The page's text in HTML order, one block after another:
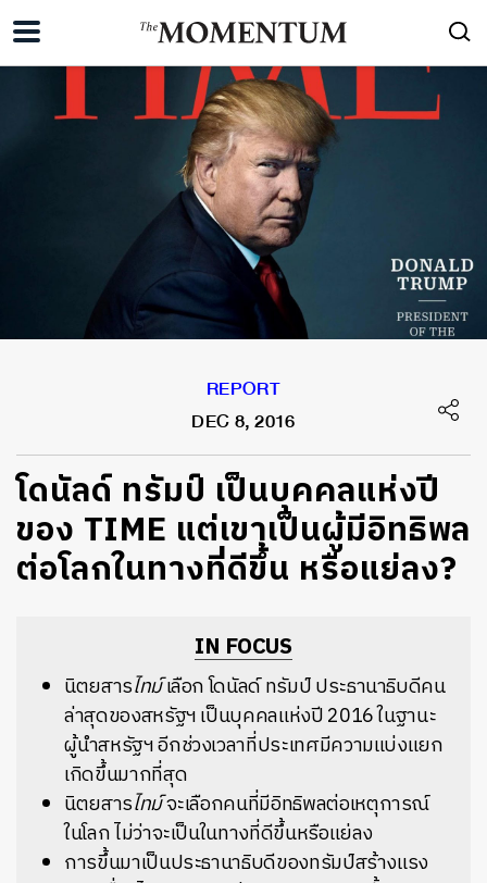
REPORT
DEC 8, 2016
โดนัลด์ ทรัมป์ เป็นบุคคลแห่งปี
ของ TIME แต่เขาเป็นผู้มีอิทธิพล
ต่อโลกในทางที่ดีขึ้น หรือแย่ลง?
IN FOCUS
นิตยสารไทม์เลือก โดนัลด์ ทรัมป์ ประธานาธิบดีคน
ล่าสุดของสหรัฐฯ เป็นบุคคลแห่งปี 2016 ในฐานะ
ผู้นำสหรัฐฯ อีกช่วงเวลาที่ประเทศมีความแบ่งแยก
เกิดขึ้นมากที่สุด
นิตยสารไทม์จะเลือกคนที่มีอิทธิพลต่อเหตุการณ์
ในโลก ไม่ว่าจะเป็นในทางที่ดีขึ้นหรือแย่ลง
การขึ้นมาเป็นประธานาธิบดีของทรัมป์สร้างแรง